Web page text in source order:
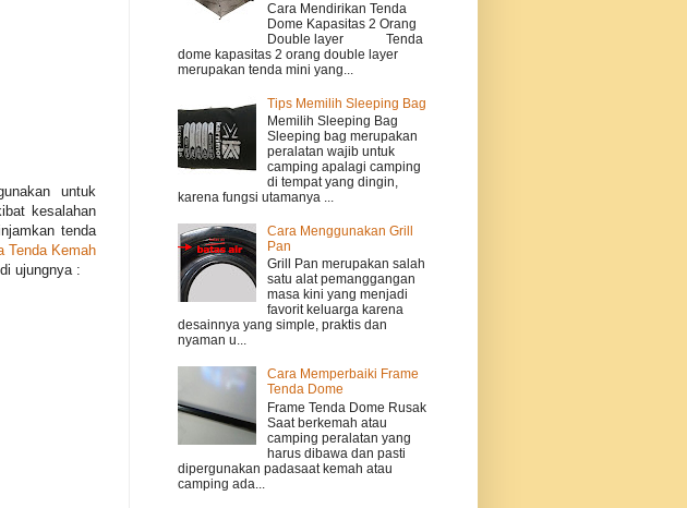
untuk
kesalahan
tenda
Tenda Kemah
ujungnya :
Cara Mendirikan Tenda
Dome Kapasitas 2 Orang
Double layer Tenda
dome kapasitas 2 orang double layer
merupakan tenda mini yang...
Tips Memilih Sleeping Bag
Memilih Sleeping Bag
Sleeping bag merupakan
peralatan wajib untuk
camping apalagi camping
di tempat yang dingin,
karena fungsi utamanya ...
Cara Menggunakan Grill
Pan
Grill Pan merupakan salah
satu alat pemanggangan
masa kini yang menjadi
favorit keluarga karena
desainnya yang simple, praktis dan
nyaman u...
Cara Memperbaiki Frame
Tenda Dome
Frame Tenda Dome Rusak
Saat berkemah atau
camping peralatan yang
harus dibawa dan pasti
dipergunakan padasaat kemah atau
camping ada...